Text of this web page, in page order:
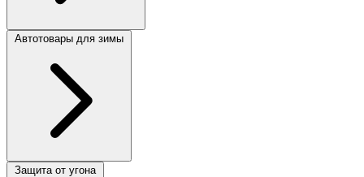
Автотовары для зимы
Защита от угона